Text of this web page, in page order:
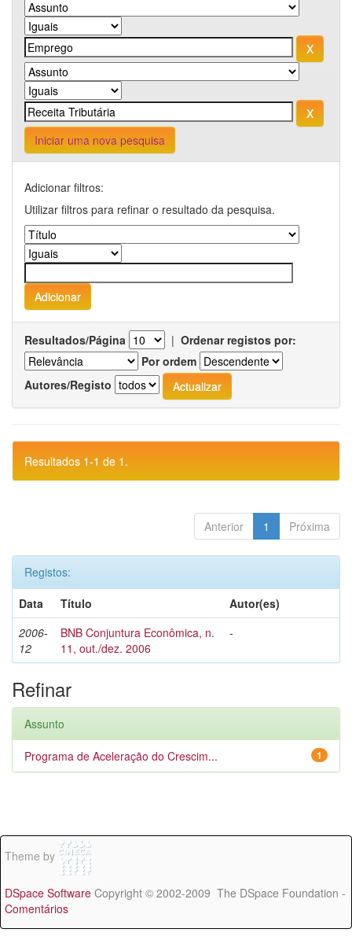
Iniciar uma nova pesquisa
Adicionar filtros:
Utilizar filtros para refinar o resultado da pesquisa.
Resultados/Página | Ordenar registos por:
Por ordem
Autores/Registo
Resultados 1-1 de 1.
Anterior 1 Próxima
Registos:
Data
Título
Autor(es)
2006-
12
BNB Conjuntura Econômica, n.
11, out./dez. 2006
-
Refinar
Assunto
1
Programa de Aceleração do Crescim...
Theme by
DSpace Software Copyright © 2002-2009 The DSpace Foundation -
Comentários